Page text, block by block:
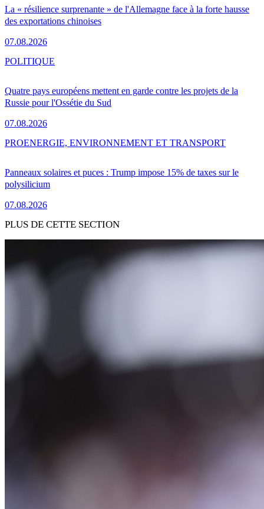
La « résilience surprenante » de l'Allemagne face à la forte hausse
des exportations chinoises
07.08.2026
Quatre pays européens mettent en garde contre les projets de la
Russie pour l'Ossétie du Sud
07.08.2026
POLITIQUE
Panneaux solaires et puces : Trump impose 15% de taxes sur le
polysilicium
07.08.2026
PROENERGIE, ENVIRONNEMENT ET TRANSPORT
PLUS DE CETTE SECTION